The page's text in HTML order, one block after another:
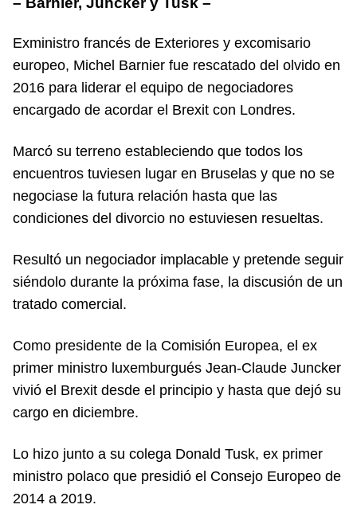
Exministro francés de Exteriores y excomisario
europeo, Michel Barnier fue rescatado del olvido en
2016 para liderar el equipo de negociadores
encargado de acordar el Brexit con Londres.
Marcó su terreno estableciendo que todos los
encuentros tuviesen lugar en Bruselas y que no se
negociase la futura relación hasta que las
condiciones del divorcio no estuviesen resueltas.
Resultó un negociador implacable y pretende seguir
siéndolo durante la próxima fase, la discusión de un
tratado comercial.
Como presidente de la Comisión Europea, el ex
primer ministro luxemburgués Jean-Claude Juncker
vivió el Brexit desde el principio y hasta que dejó su
cargo en diciembre.
Lo hizo junto a su colega Donald Tusk, ex primer
ministro polaco que presidió el Consejo Europeo de
2014 a 2019.